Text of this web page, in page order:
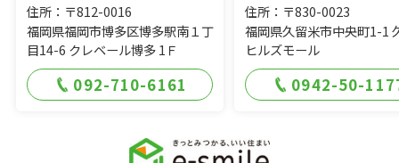
住所：〒812-0016
福岡県福岡市博多区博多駅南１丁
目14-6 クレベール博多 1Ｆ
092-710-6161
住所：〒830-0023
福岡県久留米市中央町1-1
ヒルズモール
0942-50-